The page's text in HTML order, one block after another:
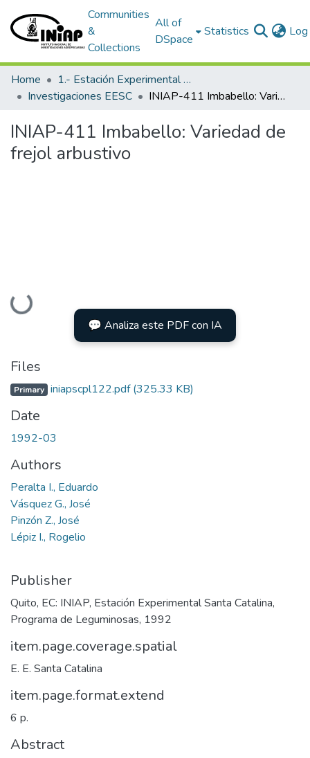
Communities
&
Collections
All of
DSpace
Statistics
Home
1.- Estación Experimental Santa Catalina
Investigaciones EESC
INIAP-411 Imbabello: Variedad de frejol arbustivo
INIAP-411 Imbabello: Variedad de
frejol arbustivo
Loading...
💬 Analiza este PDF con IA
Files
Primary iniapscpl122.pdf(325.33 KB)
Date
1992-03
Authors
Peralta I., Eduardo
Vásquez G., José
Pinzón Z., José
Lépiz I., Rogelio
Publisher
Quito, EC: INIAP, Estación Experimental Santa Catalina,
Programa de Leguminosas, 1992
item.page.coverage.spatial
E. E. Santa Catalina
item.page.format.extend
6 p.
Abstract